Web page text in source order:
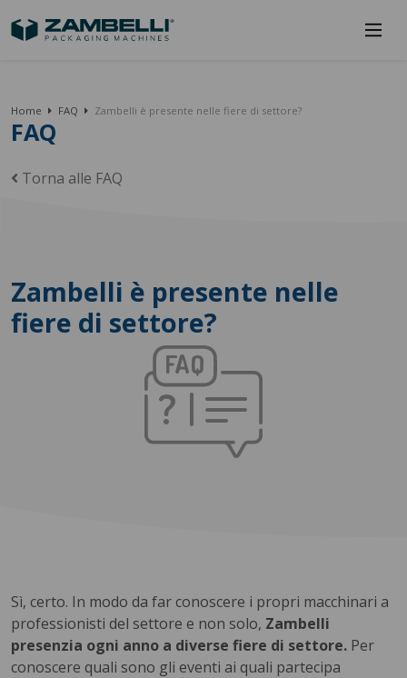
Home FAQ Zambelli è presente nelle fiere di settore?
FAQ
Torna alle FAQ
Zambelli è presente nelle
fiere di settore?
Sì, certo. In modo da far conoscere i propri macchinari a
professionisti del settore e non solo, Zambelli
presenzia ogni anno a diverse fiere di settore. Per
conoscere quali sono gli eventi ai quali partecipa